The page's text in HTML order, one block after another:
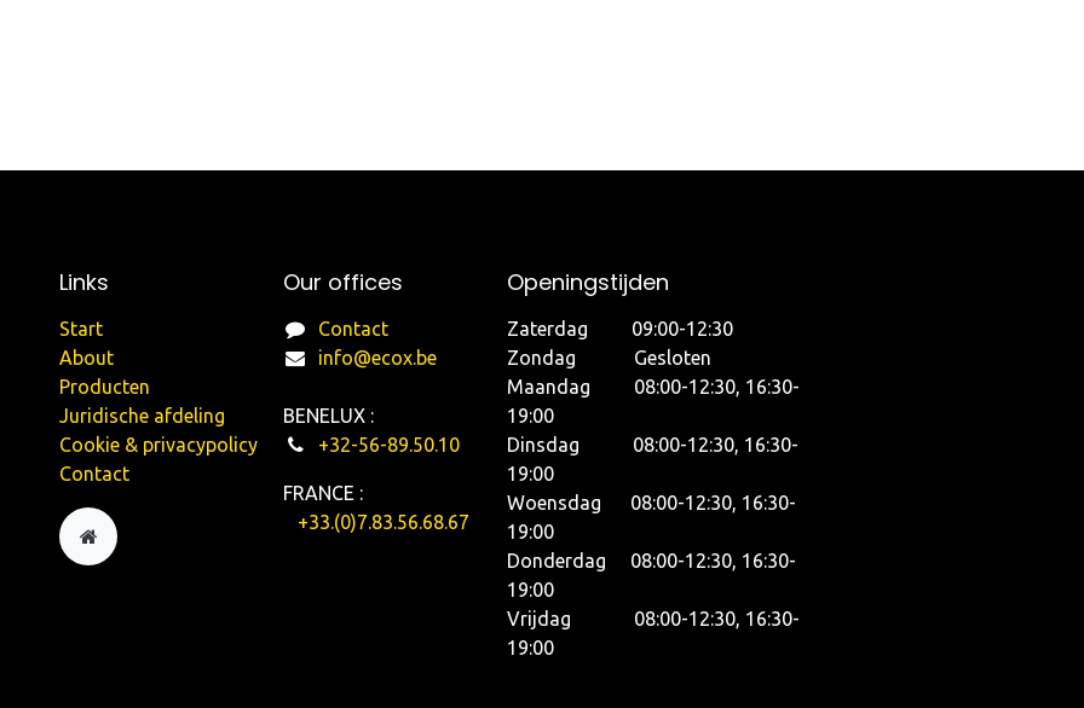
Our offices
Contact
info@ecox.be
BENELUX :
+32-56-89.50.10
FRANCE :
+33.(0)7.83.56.68.67
Links
Start
About
Producten
Juridische afdeling
Cookie & privacypolicy
Contact
Openingstijden
Zaterdag 09:00-12:30
Zondag Gesloten
Maandag 08:00-12:30, 16:30-
19:00
Dinsdag 08:00-12:30, 16:30-
19:00
Woensdag 08:00-12:30, 16:30-
19:00
Donderdag 08:00-12:30, 16:30-
19:00
Vrijdag 08:00-12:30, 16:30-
19:00